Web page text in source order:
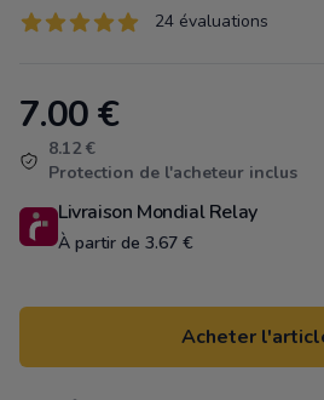
Évaluations
24 sur 5 étoiles 24 évaluations
Product information
7.00€
8.12 €
Protection de l'acheteur inclus
Livraison Mondial Relay
À partir de 3.67 €
Acheter